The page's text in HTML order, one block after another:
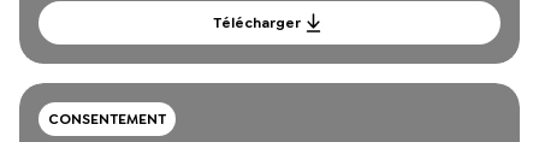
Télécharger
CONSENTEMENT